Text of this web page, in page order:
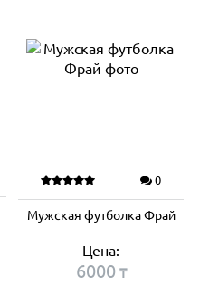
0
Мужская футболка Фрай
Цена:
6000₸